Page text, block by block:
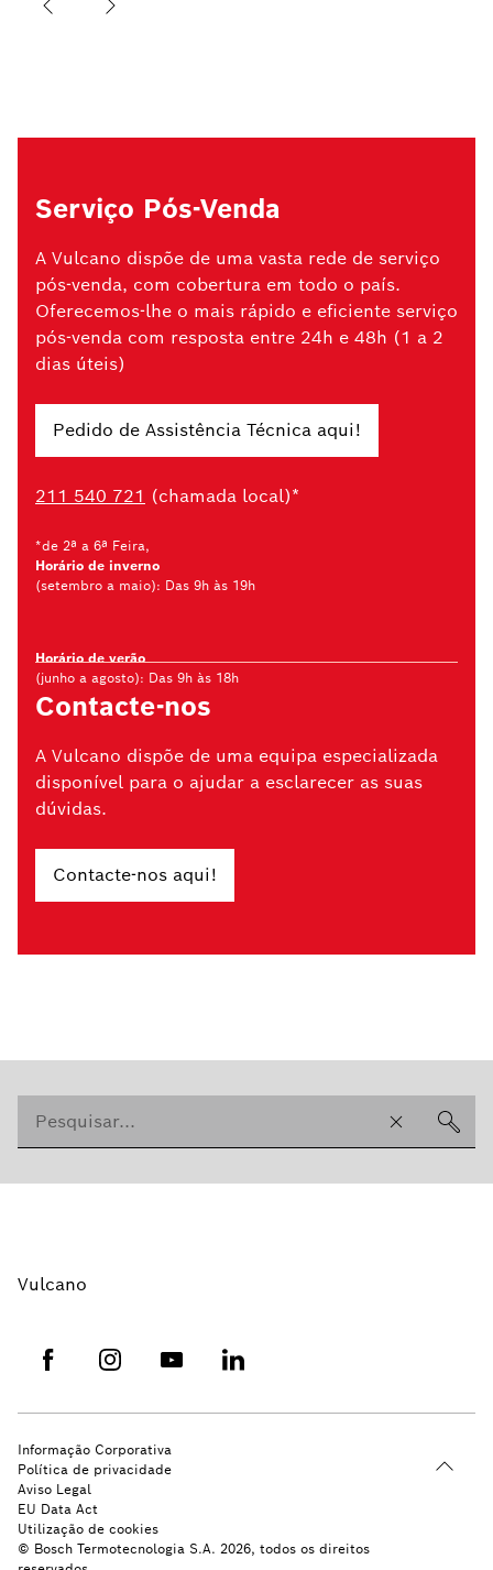
Serviço Pós-Venda
A Vulcano dispõe de uma vasta rede de serviço
pós-venda, com cobertura em todo o país.
Oferecemos-lhe o mais rápido e eficiente serviço
pós-venda com resposta entre 24h e 48h (1 a 2
dias úteis)
Pedido de Assistência Técnica aqui!
211 540 721 (chamada local)*
*de 2ª a 6ª Feira,
Horário de inverno
(setembro a maio): Das 9h às 19h
Horário de verão
(junho a agosto): Das 9h às 18h
Contacte-nos
A Vulcano dispõe de uma equipa especializada
disponível para o ajudar a esclarecer as suas
dúvidas.
Contacte-nos aqui!
Vulcano
© Bosch Termotecnologia S.A. 2026, todos os direitos
Informação Corporativa
Política de privacidade
Aviso Legal
EU Data Act
Utilização de cookies